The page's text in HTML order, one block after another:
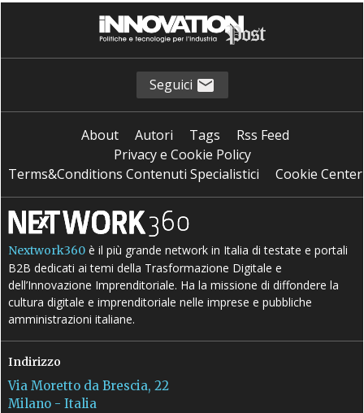
Seguici
About Autori Tags
Rss Feed
Privacy e Cookie Policy
Terms&Conditions Contenuti Specialistici
Cookie Center
Nextwork360 è il più grande network in Italia di testate e portali
B2B dedicati ai temi della Trasformazione Digitale e
dell’Innovazione Imprenditoriale. Ha la missione di diffondere la
cultura digitale e imprenditoriale nelle imprese e pubbliche
amministrazioni italiane.
Indirizzo
Via Moretto da Brescia, 22
Milano - Italia